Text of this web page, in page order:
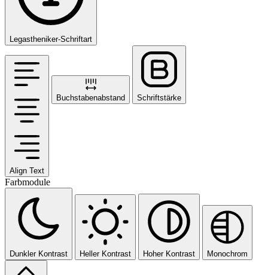
Legastheniker-Schriftart
Align Text
Buchstabenabstand Schriftstärke
Farbmodule
Dunkler Kontrast Heller Kontrast Hoher Kontrast Monochrom